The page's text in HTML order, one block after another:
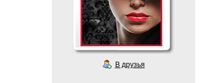
В друзья